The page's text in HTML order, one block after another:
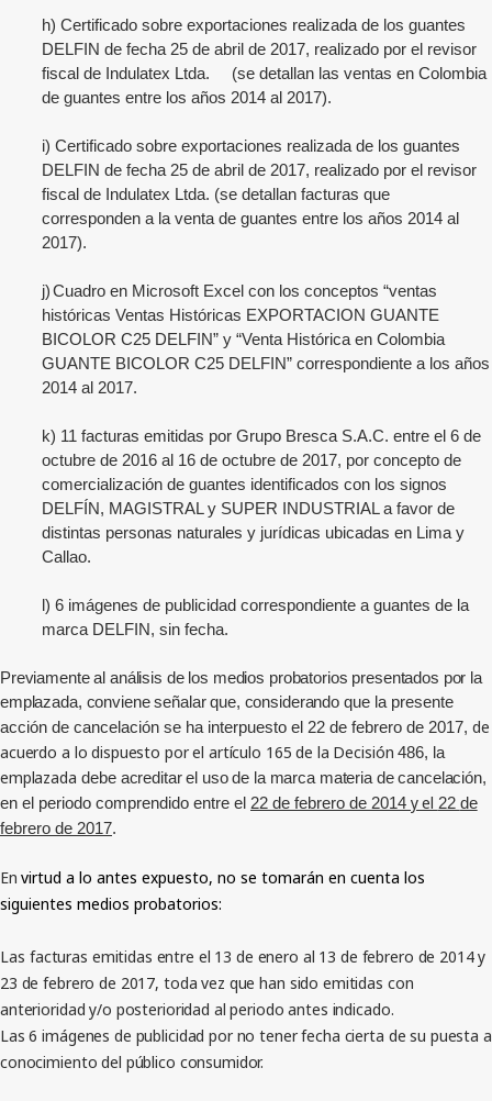
h) Certificado sobre exportaciones realizada de los guantes
DELFIN de fecha 25 de abril de 2017, realizado por el revisor
fiscal de Indulatex Ltda. (se detallan las ventas en Colombia
de guantes entre los años 2014 al 2017).
i) Certificado sobre exportaciones realizada de los guantes
DELFIN de fecha 25 de abril de 2017, realizado por el revisor
fiscal de Indulatex Ltda. (se detallan facturas que
corresponden a la venta de guantes entre los años 2014 al
2017).
j)Cuadro en Microsoft Excel con los conceptos “ventas
históricas Ventas Históricas EXPORTACION GUANTE
BICOLOR C25 DELFIN” y “Venta Histórica en Colombia
GUANTE BICOLOR C25 DELFIN” correspondiente a los años
2014 al 2017.
k) 11 facturas emitidas por Grupo Bresca S.A.C. entre el 6 de
octubre de 2016 al 16 de octubre de 2017, por concepto de
comercialización de guantes identificados con los signos
DELFÍN, MAGISTRAL y SUPER INDUSTRIAL a favor de
distintas personas naturales y jurídicas ubicadas en Lima y
Callao.
l) 6 imágenes de publicidad correspondiente a guantes de la
marca DELFIN, sin fecha.
Previamente al análisis de los medios probatorios presentados por la
emplazada, conviene señalar que, considerando que la presente
acción de cancelación se ha interpuesto el 22 de febrero de 2017, de
acuerdo a lo dispuesto por el artículo 165 de la Decisión486, la
emplazada debeacreditar el uso de la marca materia de cancelación,
en el periodo comprendido entre el 22 de febrero de 2014 y el 22 de
febrero de 2017.
Envirtud a lo antes expuesto, no se tomarán en cuenta los
siguientes medios probatorios:
Las facturas emitidas entre el 13 de enero al 13 de febrero de 2014 y
23 de febrero de 2017, toda vez que han sido emitidas con
anterioridad y/o posterioridad al periodo antes indicado.
Las 6 imágenes de publicidad por no tener fecha cierta de su puesta a
conocimiento del público consumidor.